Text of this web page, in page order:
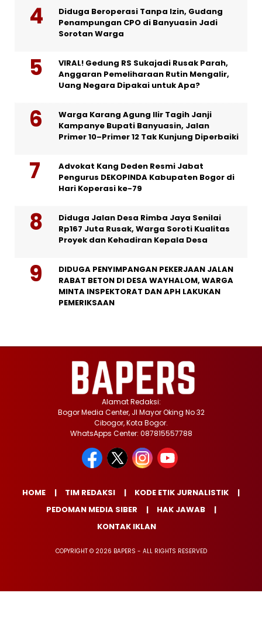
Diduga Beroperasi Tanpa Izin, Gudang
Penampungan CPO di Banyuasin Jadi
Sorotan Warga
VIRAL! Gedung RS Sukajadi Rusak Parah,
Anggaran Pemeliharaan Rutin Mengalir,
Uang Negara Dipakai untuk Apa?
Warga Karang Agung Ilir Tagih Janji
Kampanye Bupati Banyuasin, Jalan
Primer 10–Primer 12 Tak Kunjung Diperbaiki
Advokat Kang Deden Resmi Jabat
Pengurus DEKOPINDA Kabupaten Bogor di
Hari Koperasi ke-79
Diduga Jalan Desa Rimba Jaya Senilai
Rp167 Juta Rusak, Warga Soroti Kualitas
Proyek dan Kehadiran Kepala Desa
DIDUGA PENYIMPANGAN PEKERJAAN JALAN
RABAT BETON DI DESA WAYHALOM, WARGA
MINTA INSPEKTORAT DAN APH LAKUKAN
PEMERIKSAAN
Alamat Redaksi:
Bogor Media Center, Jl Mayor Oking No 32
Cibogor, Kota Bogor.
WhatsApps Center: 087815557788
HOME TIM REDAKSI
KODE ETIK JURNALISTIK
PEDOMAN MEDIA SIBER
HAK JAWAB
KONTAK IKLAN
COPYRIGHT © 2026 BAPERS - ALL RIGHTS RESERVED